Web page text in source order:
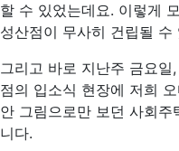
할 수 있었는데요. 이렇게
성산점이 무사히 건립될 수
그리고 바로 지난주 금요
점의 입소식 현장에 저희
안 그림으로만 보던 사회
니다.